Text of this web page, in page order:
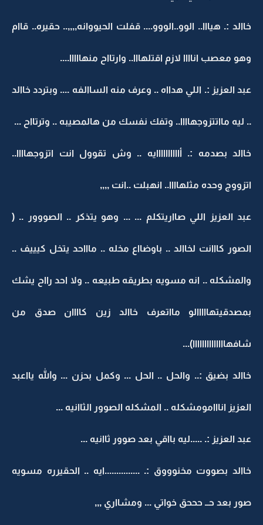
خاالد :. هيااا.. الوو..الووو.... قفلت الحيووانه,,,,.. حقيره.. قاام
وهو معصب اناااا لازم اقتلهااا.. وارتااح منهااااا....
عبد العزيز :. اللي هدااه .. وعرف منه الساالفه .... وبتردد خاالد
.. ليه مااتتزوجهاااا.. وتفك نفسك من هالمصيبه .. وترتااح ...
خاالد بصدمه :. أاااااااااايه .. وش تقوول انت اتزوجهاااا..
اتزووج وحده مثلهاااا.. انهبلت ..انت ,,,,
عبد العزيز اللي صااريتكلم ... ... وهو يتذكر .. الصووور .. (
الصور كااانت لخاالد .. باوضااع مخله .. ماااحد يتخل كيييف ..
والمشكله .. انه مسويه بطريقه طبيعه .. ولا احد رااح يشك
بمصدقيتهااااالو مااتعرف خاالد زين كاااان صدق من
شافهاااااااااااااا)...
خاالد بضيق :.. والحل .. الحل ... وكمل بحزن ... والله يااعبد
العزيز انااامومشكله .. المشكله الصوور الثاانيه ...
عبد العزيز :. .....ليه بااقي بعد صوور ثاانيه ...
خاالد بصووت مخنوووق :. ...............ايه .. الحقيرره مسويه
صور بعد حــ حححق خواتي ... ومشااري ,,,